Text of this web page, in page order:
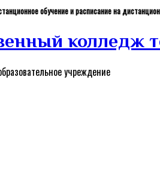
обучение и расписание на
колледж
учреждение